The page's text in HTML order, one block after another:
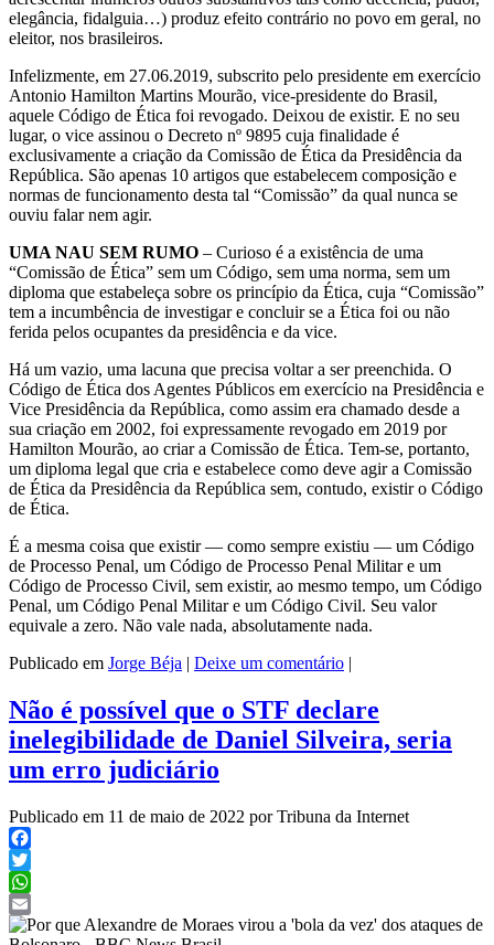
elegância, fidalguia…) produz efeito contrário no povo em geral, no
eleitor, nos brasileiros.
Infelizmente, em 27.06.2019, subscrito pelo presidente em exercício
Antonio Hamilton Martins Mourão, vice-presidente do Brasil,
aquele Código de Ética foi revogado. Deixou de existir. E no seu
lugar, o vice assinou o Decreto nº 9895 cuja finalidade é
exclusivamente a criação da Comissão de Ética da Presidência da
República. São apenas 10 artigos que estabelecem composição e
normas de funcionamento desta tal “Comissão” da qual nunca se
ouviu falar nem agir.
UMA NAU SEM RUMO – Curioso é a existência de uma
“Comissão de Ética” sem um Código, sem uma norma, sem um
diploma que estabeleça sobre os princípio da Ética, cuja “Comissão”
tem a incumbência de investigar e concluir se a Ética foi ou não
ferida pelos ocupantes da presidência e da vice.
Há um vazio, uma lacuna que precisa voltar a ser preenchida. O
Código de Ética dos Agentes Públicos em exercício na Presidência e
Vice Presidência da República, como assim era chamado desde a
sua criação em 2002, foi expressamente revogado em 2019 por
Hamilton Mourão, ao criar a Comissão de Ética. Tem-se, portanto,
um diploma legal que cria e estabelece como deve agir a Comissão
de Ética da Presidência da República sem, contudo, existir o Código
de Ética.
É a mesma coisa que existir — como sempre existiu — um Código
de Processo Penal, um Código de Processo Penal Militar e um
Código de Processo Civil, sem existir, ao mesmo tempo, um Código
Penal, um Código Penal Militar e um Código Civil. Seu valor
equivale a zero. Não vale nada, absolutamente nada.
Publicado em Jorge Béja | Deixe um comentário |
Não é possível que o STF declare
inelegibilidade de Daniel Silveira, seria
um erro judiciário
Publicado em 11 de maio de 2022 por Tribuna da Internet
Facebook
Twitter
WhatsApp
Email